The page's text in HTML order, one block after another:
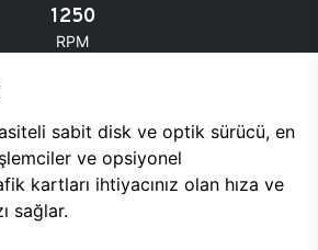
1250
RPM
sabit disk ve optik sürücü, en
ve opsiyonel
kartları ihtiyacınız olan hıza ve
sağlar.